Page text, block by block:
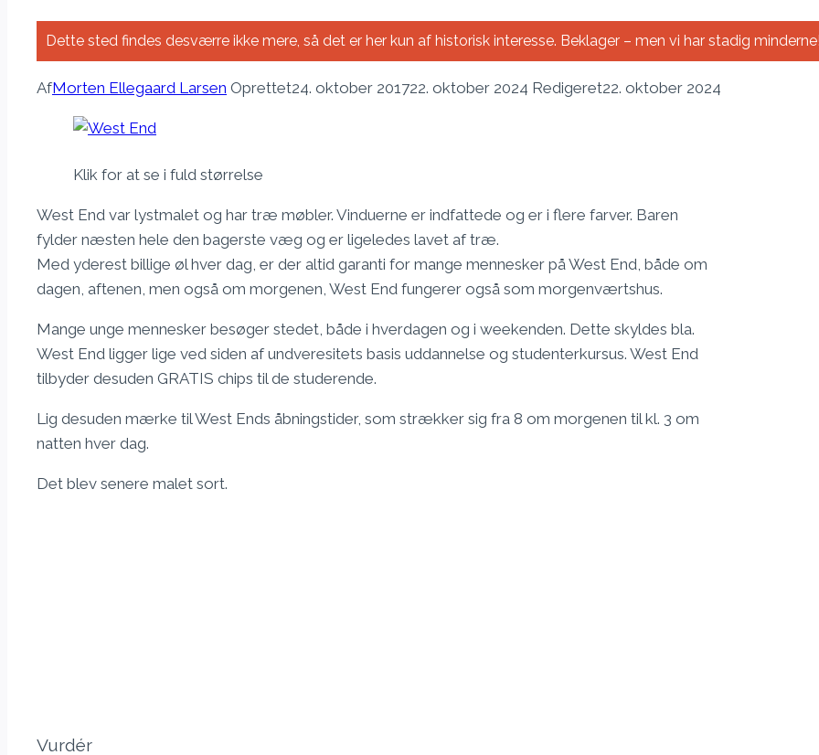
Dette sted findes desværre ikke mere, så det er her kun af historisk interesse. Beklager – men vi har stadig
AfMorten Ellegaard Larsen Oprettet24. oktober 201722. oktober 2024 Redigeret22. oktober 2024
Klik for at se i fuld størrelse
West End var lystmalet og har træ møbler. Vinduerne er indfattede og er i flere farver. Baren
fylder næsten hele den bagerste væg og er ligeledes lavet af træ.
Med yderest billige øl hver dag, er der altid garanti for mange mennesker på West End, både om
dagen, aftenen, men også om morgenen, West End fungerer også som morgenværtshus.
Mange unge mennesker besøger stedet, både i hverdagen og i weekenden. Dette skyldes bla.
West End ligger lige ved siden af undveresitets basis uddannelse og studenterkursus. West End
tilbyder desuden GRATIS chips til de studerende.
Lig desuden mærke til West Ends åbningstider, som strækker sig fra 8 om morgenen til kl. 3 om
natten hver dag.
Det blev senere malet sort.
Vurdér